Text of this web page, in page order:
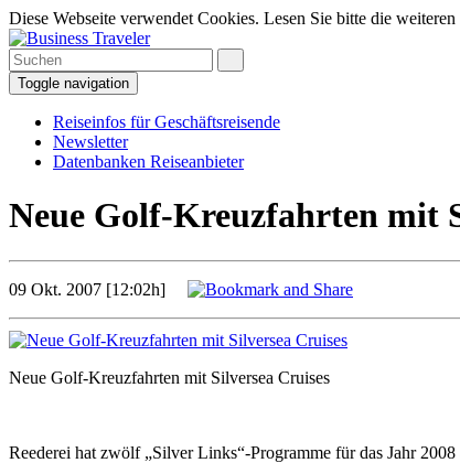
Diese Webseite verwendet Cookies. Lesen Sie bitte die
Toggle navigation
Reiseinfos für Geschäftsreisende
Newsletter
Datenbanken Reiseanbieter
Neue Golf-Kreuzfahrten mit
09 Okt. 2007 [12:02h]
Neue Golf-Kreuzfahrten mit Silversea Cruises
Reederei hat zwölf „Silver Links“-Programme für das Jahr